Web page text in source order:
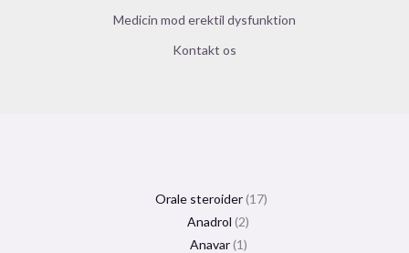
Medicin mod erektil dysfunktion
Kontakt os
Orale steroider 17
Anadrol 2
Anavar 1